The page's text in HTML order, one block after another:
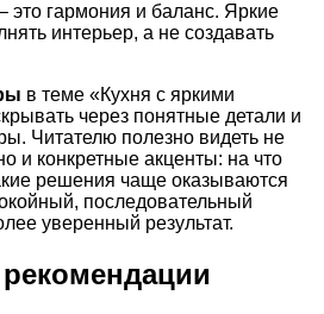
это гармония и баланс. Яркие
интерьер, а не создавать
в теме «Кухня с яркими
через понятные детали и
Читателю полезно видеть не
и конкретные акценты: на что
решения чаще оказываются
последовательный
уверенный результат.